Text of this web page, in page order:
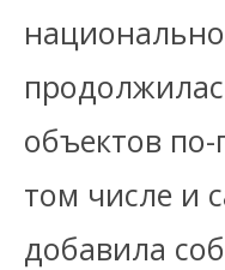
объектов
том числе и
добавила